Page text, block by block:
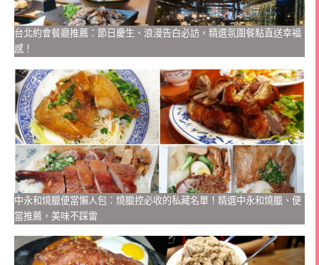
台北約會餐廳推薦：節日慶生、浪漫告白必訪，精選氛圍餐點直送幸福
感！
中永和燒臘便當懶人包：燒臘控必收的私藏名單！精選中永和燒臘、便
當推薦，美味不踩雷